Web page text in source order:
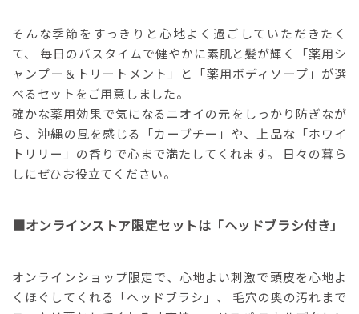
そんな季節をすっきりと心地よく過ごしていただきたく
て、 毎日のバスタイムで健やかに素肌と髪が輝く「薬用シ
ャンプー＆トリートメント」と「薬用ボディソープ」が選
べるセットをご用意しました。
確かな薬用効果で気になるニオイの元をしっかり防ぎなが
ら、沖縄の風を感じる「カーブチー」や、上品な「ホワイ
トリリー」の香りで心まで満たしてくれます。 日々の暮ら
しにぜひお役立てください。
■オンラインストア限定セットは「ヘッドブラシ付き」
オンラインショップ限定で、心地よい刺激で頭皮を心地よ
くほぐしてくれる「ヘッドブラシ」、 毛穴の奥の汚れまで